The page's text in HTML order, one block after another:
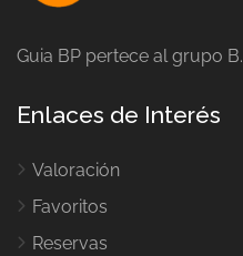
Guia BP pertece al grupo
Enlaces de Interés
Valoración
Favoritos
Reservas